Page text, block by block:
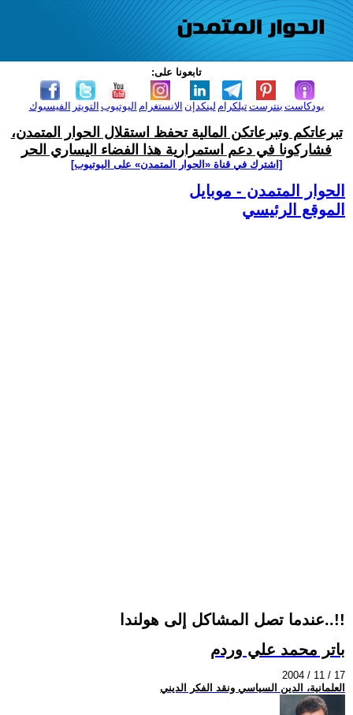
تابعونا على:
الفيسبوك التويتر اليوتيوب الانستغرام لينكدإن تيلكرامبنترست بودكاست
تبرعاتكم وتبرعاتكن المالية تحفظ استقلال الحوار المتمدن،
فشاركونا في دعم استمرارية هذا الفضاء اليساري الحر
[اشترك في قناة ‫«الحوار المتمدن» على اليوتيوب]
الحوار المتمدن - موبايل
الموقع الرئيسي
عندما تصل المشاكل إلى هولندا..!!
باتر محمد علي وردم
2004 / 11 / 17
العلمانية، الدين السياسي ونقد الفكر الديني